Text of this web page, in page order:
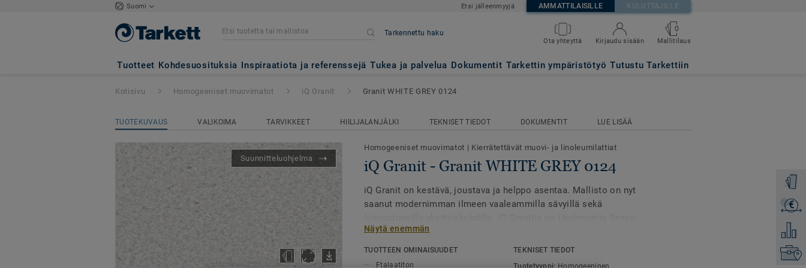
Suomi Etsi jälleenmyyjä AMMATTILAISILLE KULUTTAJILLE
Tarkennettu haku
Ota yhteyttä Kirjaudu sisään
0
Mallitilaus
Tuotteet Kohdesuosituksia Inspiraatiota ja referenssejä Tukea ja palvelua Dokumentit Tarkettin ympäristötyö Tutustu Tarkettiin
iQ Granit - Granit WHITE GREY 0124
Tilaa
€
Lisää
Etsi
Kotisivu Homogeeniset muovimatot iQ Granit Granit WHITE GREY 0124
TUOTEKUVAUS VALIKOIMA TARVIKKEET HIILIJALANJÄLKI TEKNISET TIEDOT DOKUMENTIT LUE LISÄÄ
Suunnitteluohjelma
Homogeeniset muovimatot | Kierrätettävät muovi- ja linoleumilattiat
iQ Granit - Granit WHITE GREY 0124
iQ Granit on kestävä, joustava ja helppo asentaa. Mallisto on nyt
saanut modernimman ilmeen vaaleammilla sävyillä sekä
kuoseilla, joilla on harmoninen ja dementiaystävällinen design.
Näytä enemmän
TUOTTEEN OMINAISUUDET
Ftalaatiton
TEKNISET TIEDOT
Tuotetyyppi:Homogeeninen